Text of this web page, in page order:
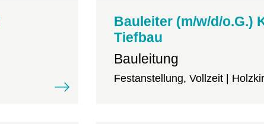
Bauleiter (m/w/d/o.G.)
Tiefbau
Bauleitung
Festanstellung, Vollzeit |